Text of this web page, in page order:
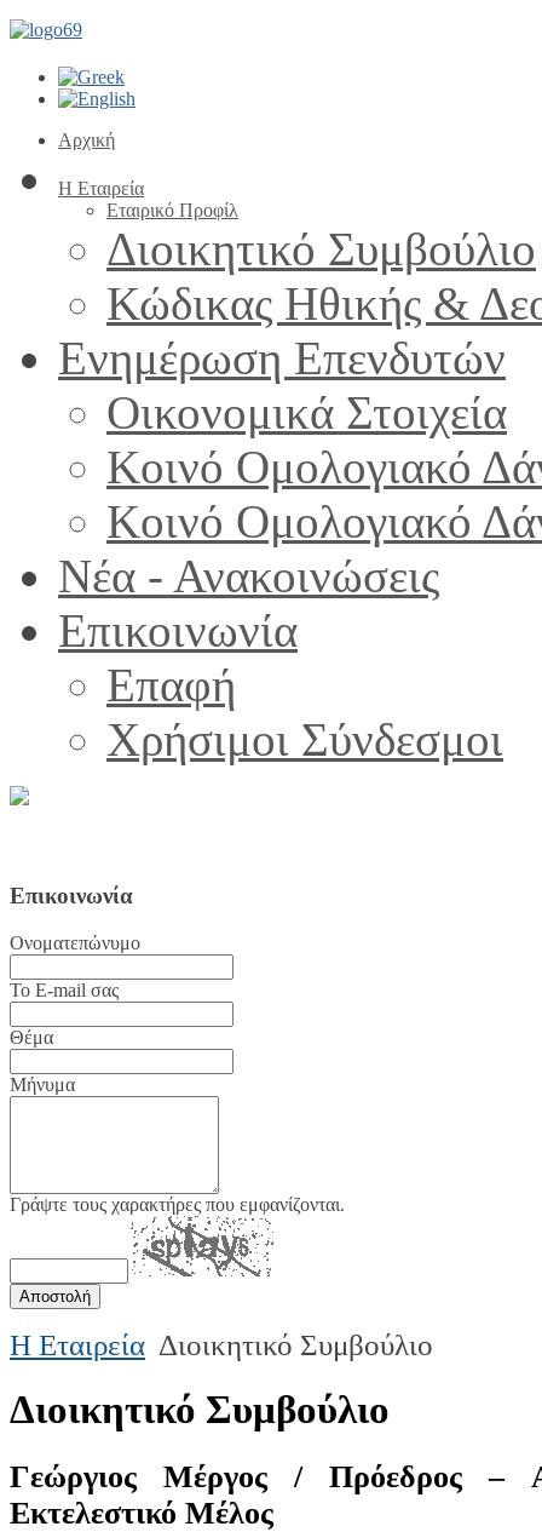
Αρχική
Η Εταιρεία
Εταιρικό Προφίλ
Διοικητικό Συμβούλιο
Κώδικας Ηθικής &
Ενημέρωση Επενδυτών
Οικονομικά Στοιχεία
Κοινό Ομολογιακό
Κοινό Ομολογιακό
Νέα - Ανακοινώσεις
Επικοινωνία
Επαφή
Χρήσιμοι Σύνδεσμοι
Επικοινωνία
Ονοματεπώνυμο
Το E-mail σας
Θέμα
Μήνυμα
Γράψτε τους χαρακτήρες που εμφανίζονται.
Η Εταιρεία Διοικητικό Συμβούλιο
Διοικητικό Συμβούλιο
Γεώργιος Μέργος / Πρόεδρος –
Εκτελεστικό Μέλος